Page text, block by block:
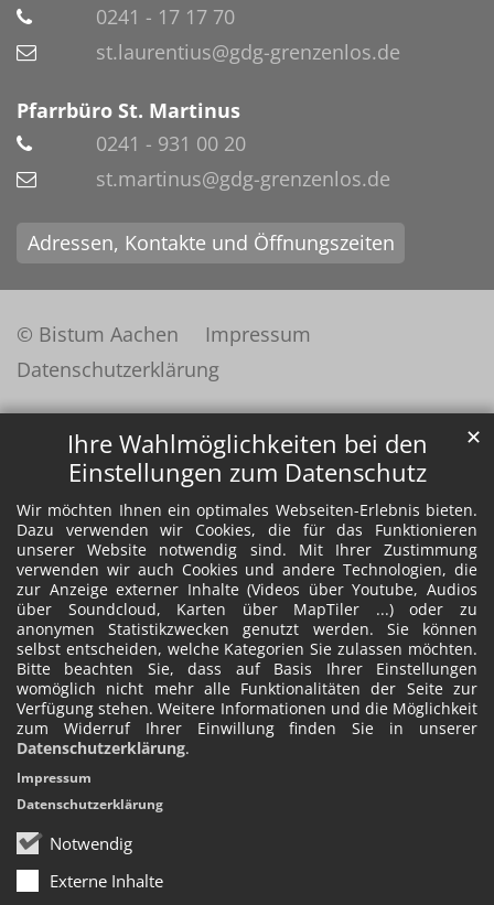
Ihre Wahlmöglichkeiten bei den
Einstellungen zum Datenschutz
Wir möchten Ihnen ein optimales Webseiten-Erlebnis bieten.
Dazu verwenden wir Cookies, die für das Funktionieren
unserer Website notwendig sind. Mit Ihrer Zustimmung
verwenden wir auch Cookies und andere Technologien, die
zur Anzeige externer Inhalte (Videos über Youtube, Audios
über Soundcloud, Karten über MapTiler ...) oder zu
anonymen Statistikzwecken genutzt werden. Sie können
selbst entscheiden, welche Kategorien Sie zulassen möchten.
Bitte beachten Sie, dass auf Basis Ihrer Einstellungen
womöglich nicht mehr alle Funktionalitäten der Seite zur
Verfügung stehen. Weitere Informationen und die Möglichkeit
zum Widerruf Ihrer Einwillung finden Sie in unserer
Datenschutzerklärung.
Notwendig
Externe Inhalte
✕
Impressum
Datenschutzerklärung
0241 - 17 17 70
st.laurentius@gdg-grenzenlos.de
Pfarrbüro St. Martinus
0241 - 931 00 20
st.martinus@gdg-grenzenlos.de
Adressen, Kontakte und Öffnungszeiten
© Bistum Aachen
Impressum
Datenschutzerklärung